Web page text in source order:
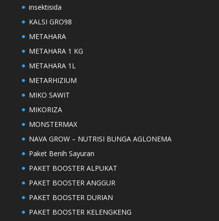
insektisida
KALSI GRO98
METAHARA
METAHARA 1 KG
METAHARA 1L
METARHIZIUM
MIKO SAWIT
MIKORIZA
MONSTERMAX
NAVA GROW – NUTRISI BUNGA AGLONEMA
Paket Benih Sayuran
PAKET BOOSTER ALPUKAT
PAKET BOOSTER ANGGUR
PAKET BOOSTER DURIAN
PAKET BOOSTER KELENGKENG